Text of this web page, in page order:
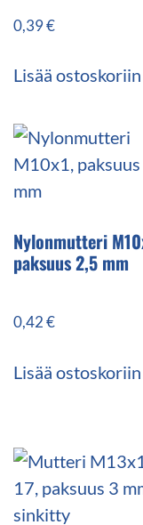
0,39€
Lisää ostoskoriin
Nylonmutteri
paksuus 2,5 mm
0,42€
Lisää ostoskoriin